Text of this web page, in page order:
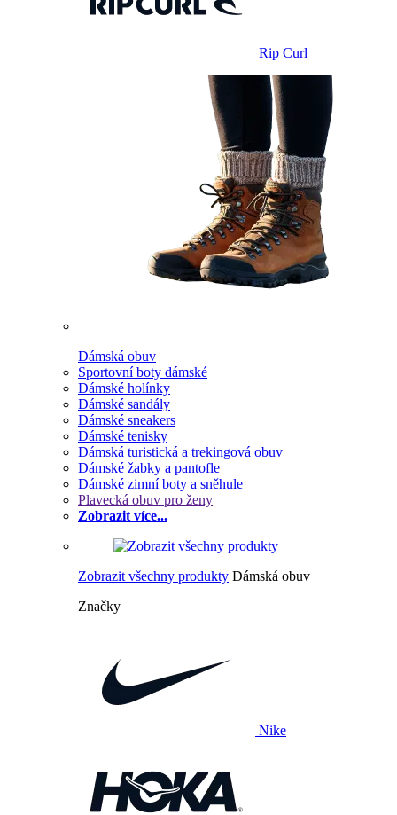
Rip Curl
Dámská obuv
Sportovní boty dámské
Dámské holínky
Dámské sandály
Dámské sneakers
Dámské tenisky
Dámská turistická a trekingová obuv
Dámské žabky a pantofle
Dámské zimní boty a sněhule
Plavecká obuv pro ženy
Zobrazit více...
Zobrazit všechny produkty Dámská obuv
Značky
Nike